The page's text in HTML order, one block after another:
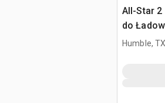
All-Star 2
do
Humble,